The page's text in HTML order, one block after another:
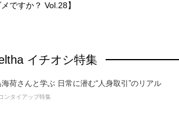
ですか？ Vol.28】
イチオシ特集
海荷さんと学ぶ 日常に潜む“人身取引”のリアル
ンタイアップ特集